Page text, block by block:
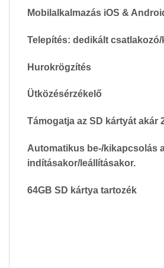
Mobilalkalmazás iOS &
Telepítés: dedikált csatlakozó/
Hurokrögzítés
Ütközésérzékelő
Támogatja az SD kártyát akár
Automatikus be-/kikapcsolás
indításakor/leállításakor.
64GB SD kártya tartozék